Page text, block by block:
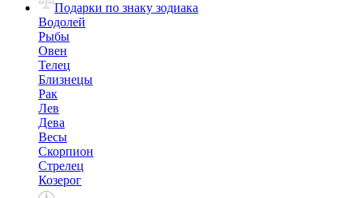
Подарки по знаку зодиака
Водолей
Рыбы
Овен
Телец
Близнецы
Рак
Лев
Дева
Весы
Скорпион
Стрелец
Козерог